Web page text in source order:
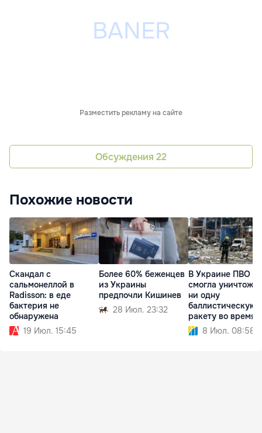
Разместить рекламу на сайте
Обсуждения 22
Похожие новости
Скандал с
сальмонеллой в
Radisson: в еде
бактерия не
обнаружена
19 Июл. 15:45
Более 60% беженцев
из Украины
предпочли Кишинев
28 Июл. 23:32
В Украине ПВО не
смогла
ни одну
баллистическую
ракету во время
атаки РФ
8 Июл. 08:58